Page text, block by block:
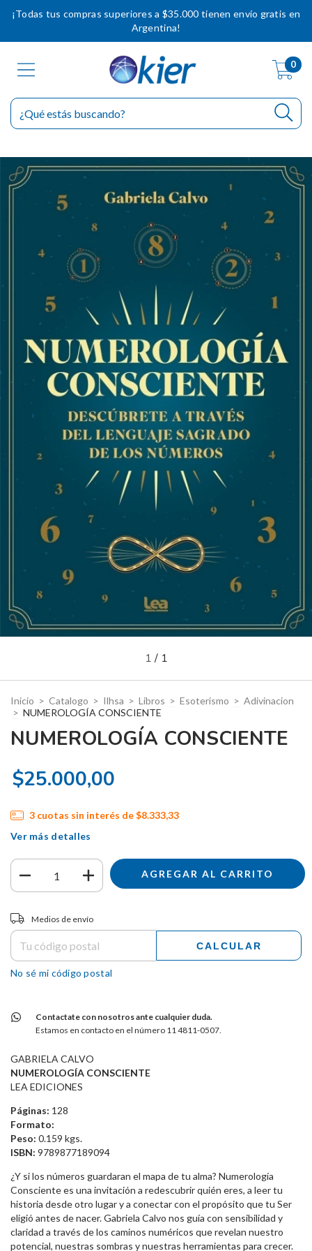
¡Todas tus compras superiores a $35.000 tienen envío gratis en
Argentina!
0
1 / 1
Inicio > Catalogo > Ilhsa > Libros > Esoterismo > Adivinacion
> NUMEROLOGÍA CONSCIENTE
NUMEROLOGÍA CONSCIENTE
$25.000,00
3 cuotas sin interés de$8.333,33
Ver más detalles
Entregas para el CP:
Medios de envío
CALCULAR
No sé mi código postal
Contactate con nosotros ante cualquier duda.
Estamos en contacto en el número 11 4811-0507.
GABRIELA CALVO
NUMEROLOGÍA CONSCIENTE
LEA EDICIONES
Páginas: 128
Formato:
Peso: 0.159 kgs.
ISBN: 9789877189094
¿Y si los números guardaran el mapa de tu alma? Numerología
Consciente es una invitación a redescubrir quién eres, a leer tu
historia desde otro lugar y a conectar con el propósito que tu Ser
eligió antes de nacer. Gabriela Calvo nos guía con sensibilidad y
claridad a través de los caminos numéricos que revelan nuestro
potencial, nuestras sombras y nuestras herramientas para crecer.